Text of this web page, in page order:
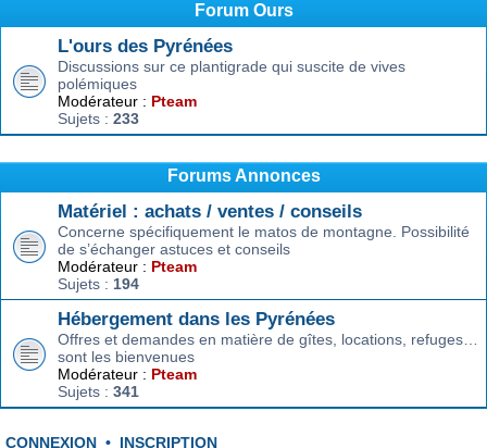
Forum Ours
L'ours des Pyrénées
Discussions sur ce plantigrade qui suscite de vives
polémiques
Modérateur : Pteam
Sujets : 233
Forums Annonces
Matériel : achats / ventes / conseils
Concerne spécifiquement le matos de montagne. Possibilité
de s’échanger astuces et conseils
Modérateur : Pteam
Sujets : 194
Hébergement dans les Pyrénées
Offres et demandes en matière de gîtes, locations, refuges…
sont les bienvenues
Modérateur : Pteam
Sujets : 341
CONNEXION • INSCRIPTION